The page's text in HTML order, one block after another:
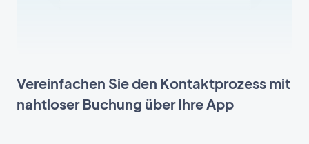
Vereinfachen Sie den Kontaktprozess mit
nahtloser Buchung über Ihre App